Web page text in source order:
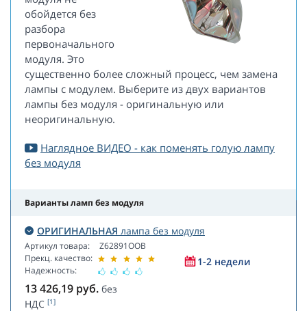
обойдется без
разбора
первоначального
модуля. Это
существенно более сложный процесс, чем замена
лампы с модулем. Выберите из двух вариантов
лампы без модуля - оригинальную или
неоригинальную.
Наглядное ВИДЕО - как поменять голую лампу
без модуля
Варианты ламп без модуля
ОРИГИНАЛЬНАЯ лампа без модуля
Артикул товара:
Прекц. качество:
Надежность:
Z62891OOB
1-2 недели
13 426,19 руб. без
НДС [1]